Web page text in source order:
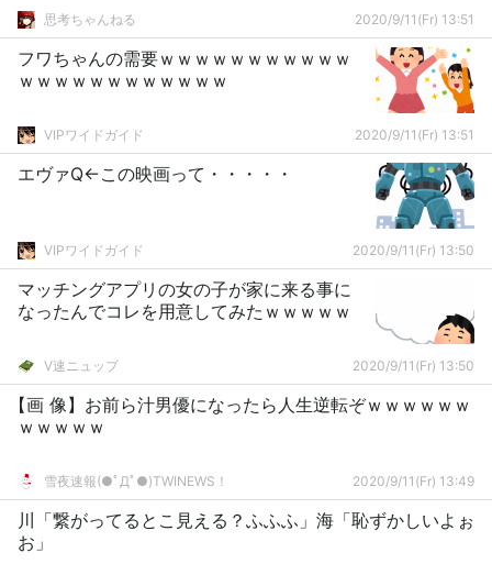
思考ちゃんねる 2020/9/11(Fr) 13:51
フワちゃんの需要ｗｗｗｗｗｗｗｗｗｗｗ
ｗｗｗｗｗｗｗｗｗｗｗｗ
VIPワイドガイド 2020/9/11(Fr) 13:51
エヴァQ←この映画って・・・・・
VIPワイドガイド 2020/9/11(Fr) 13:50
マッチングアプリの女の子が家に来る事に
なったんでコレを用意してみたｗｗｗｗｗ
V速ニュップ 2020/9/11(Fr) 13:50
【画 像】お前ら汁男優になったら人生逆転ぞｗｗｗｗｗｗ
ｗｗｗｗｗ
雪夜速報(●ﾟДﾟ●)TWINEWS！ 2020/9/11(Fr) 13:49
川「繋がってるとこ見える？ふふふ」海「恥ずかしいよぉ
お」